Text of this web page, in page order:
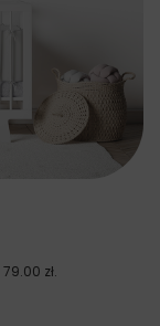
79.00 zł.